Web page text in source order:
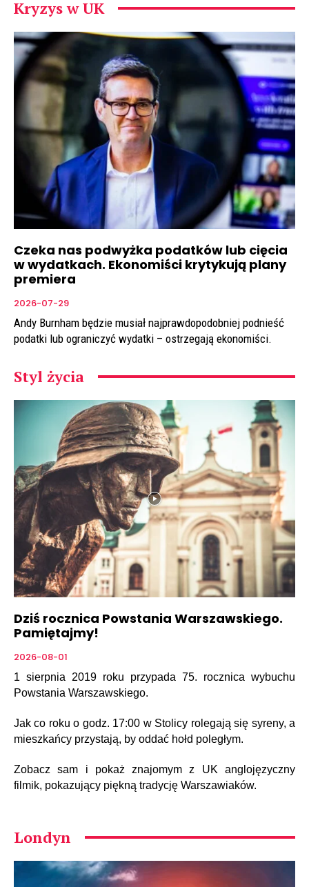
Kryzys w UK
Czeka nas podwyżka podatków lub cięcia
w wydatkach. Ekonomiści krytykują plany
premiera
2026-07-29
Andy Burnham będzie musiał najprawdopodobniej podnieść
podatki lub ograniczyć wydatki – ostrzegają ekonomiści.
Styl życia
Dziś rocznica Powstania Warszawskiego.
Pamiętajmy!
2026-08-01
1 sierpnia 2019 roku przypada 75. rocznica wybuchu
Powstania Warszawskiego.
Jak co roku o godz. 17:00 w Stolicy rolegają się syreny, a
mieszkańcy przystają, by oddać hołd poległym.
Zobacz sam i pokaż znajomym z UK anglojęzyczny
filmik, pokazujący piękną tradycję Warszawiaków.
Londyn